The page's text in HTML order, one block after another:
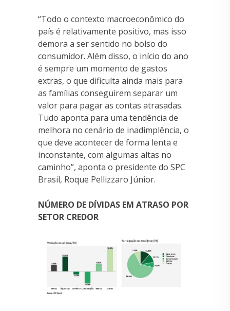
“Todo o contexto macroeconômico do
país é relativamente positivo, mas isso
demora a ser sentido no bolso do
consumidor. Além disso, o início do ano
é sempre um momento de gastos
extras, o que dificulta ainda mais para
as famílias conseguirem separar um
valor para pagar as contas atrasadas.
Tudo aponta para uma tendência de
melhora no cenário de inadimplência, o
que deve acontecer de forma lenta e
inconstante, com algumas altas no
caminho”, aponta o presidente do SPC
Brasil, Roque Pellizzaro Júnior.
NÚMERO DE DÍVIDAS EM ATRASO POR
SETOR CREDOR